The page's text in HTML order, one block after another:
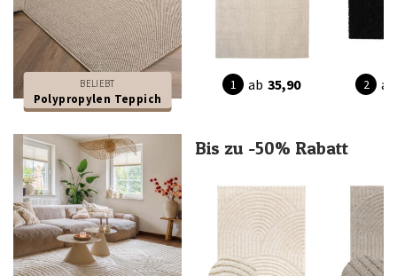
BELIEBT
Polypropylen Teppich
ab 35,90 ab
Bis zu -50% Rabatt